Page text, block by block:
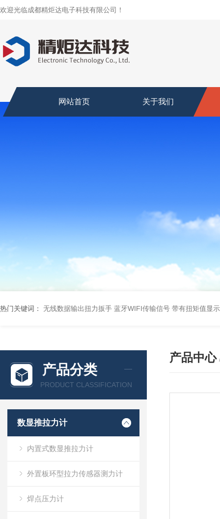
欢迎光临成都精炬达电子科技有限公司！
网站首页 关于我们
热门关键词： 无线数据输出扭力扳手 蓝牙WIFI传输信号 带有扭矩值显
产品分类
PRODUCT CLASSIFICATION
数显推拉力计
内置式数显推拉力计
外置板环型拉力传感器测力计
焊点压力计
产品中心